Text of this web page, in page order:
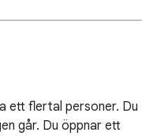
ett flertal personer. Du
går. Du öppnar ett